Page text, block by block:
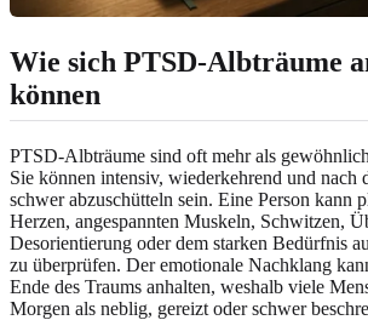
Wie sich PTSD-Albträume
können
PTSD-Albträume sind oft mehr als
Sie können intensiv, wiederkehrend und nach
schwer abzuschütteln sein. Eine Person kann
Herzen, angespannten Muskeln, Schwitzen,
Desorientierung oder dem starken Bedürfnis
zu überprüfen. Der emotionale Nachklang
Ende des Traums anhalten, weshalb viele
Morgen als neblig, gereizt oder schwer